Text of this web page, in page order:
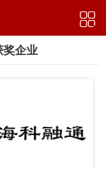

奖企业